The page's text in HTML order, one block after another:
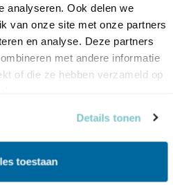
analyseren. Ook delen we
van onze site met onze partners
en analyse. Deze partners
met andere informatie
of die ze hebben verzameld op
Details tonen
toestaan
inspiratie, acties en tips
van Vogelbescherming.